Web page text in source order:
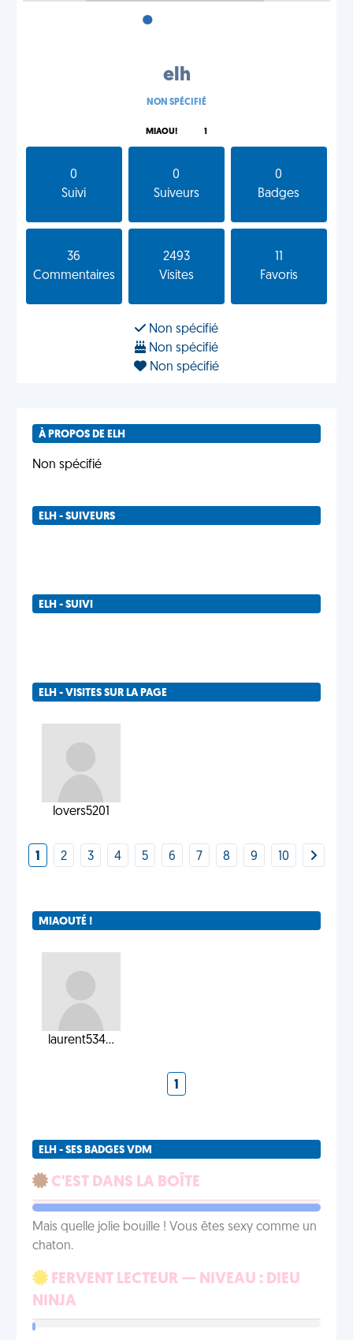
•
elh
NON SPÉCIFIÉ
MIAOU! 1
0
Suivi
0
Suiveurs
0
Badges
36
Commentaires
2493
Visites
Favoris
Non spécifié
Non spécifié
Non spécifié
À PROPOS DE ELH
Non spécifié
ELH - SUIVEURS
ELH - SUIVI
ELH - VISITES SUR LA PAGE
lovers5201
1 2 3 4 5 6 7 8 9 10
MIAOUTÉ !
laurent534...
1
ELH - SES BADGES VDM
C'EST DANS LA BOÎTE
Mais quelle jolie bouille ! Vous êtes sexy comme un
chaton.
FERVENT LECTEUR — NIVEAU : DIEU
NINJA